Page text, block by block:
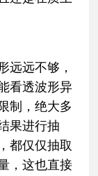
远远不够，
看透波形异
制，绝大多
果进行抽
都仅仅抽取
，这也直接